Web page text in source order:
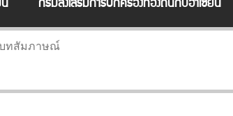
ทสัมภาษณ์